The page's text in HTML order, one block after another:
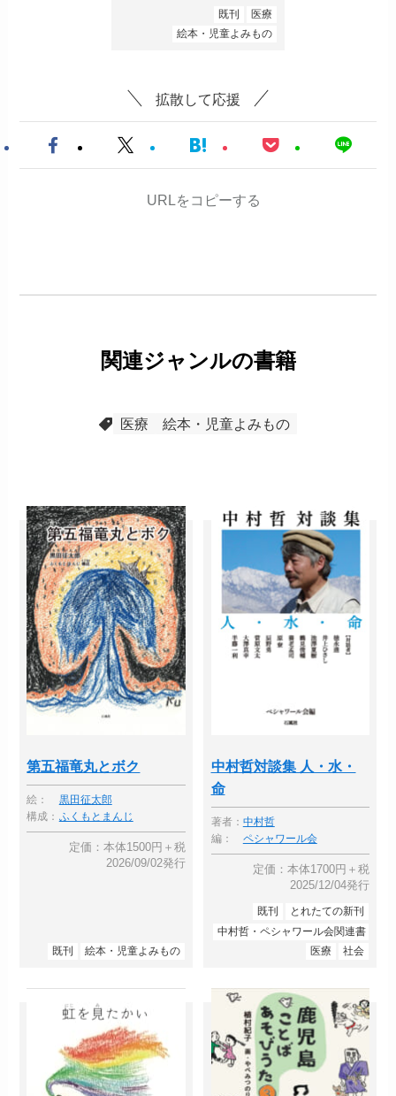
既刊
医療
絵本・児童よみもの
拡散して応援
URLをコピーする
関連ジャンルの書籍
医療 絵本・児童よみもの
第五福竜丸とボク
絵：
黒田征太郎
構成： ふくもとまんじ
定価：本体1500円＋税
2026/09/02発行
既刊 絵本・児童よみもの
中村哲対談集 人・水・
命
著者： 中村哲
編：
ペシャワール会
定価：本体1700円＋税
2025/12/04発行
既刊
とれたての新刊
中村哲・ペシャワール会関連書
医療
社会